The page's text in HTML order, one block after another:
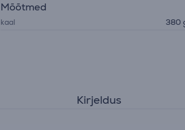
Mõõtmed
kaal 380
Kirjeldus